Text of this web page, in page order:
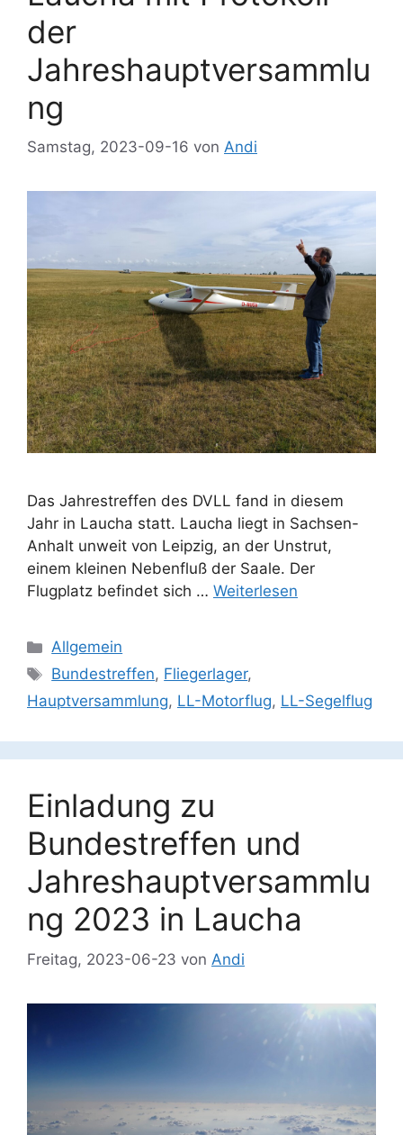
der
Jahreshauptversammlu
ng
Samstag, 2023-09-16 von Andi
Das Jahrestreffen des DVLL fand in diesem
Jahr in Laucha statt. Laucha liegt in Sachsen-
Anhalt unweit von Leipzig, an der Unstrut,
einem kleinen Nebenfluß der Saale. Der
Flugplatz befindet sich … Weiterlesen
Kategorien
Allgemein
Schlagwörter
Bundestreffen, Fliegerlager,
Hauptversammlung, LL-Motorflug, LL-Segelflug
Einladung zu
Bundestreffen und
Jahreshauptversammlu
ng 2023 in Laucha
Freitag, 2023-06-23 von Andi